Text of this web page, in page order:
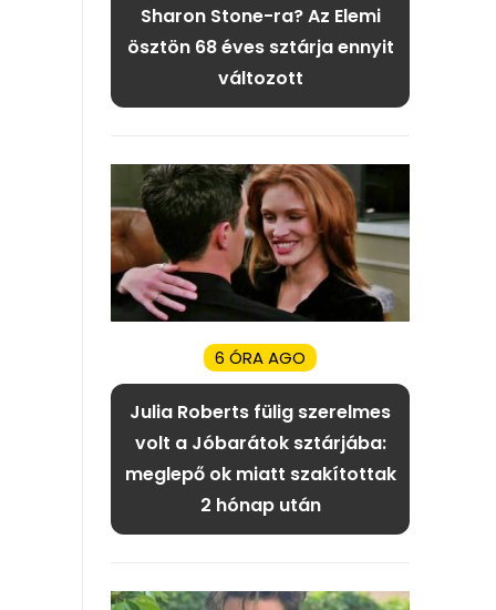
Sharon Stone-ra? Az Elemi
ösztön 68 éves sztárja ennyit
változott
6 ÓRA AGO
Julia Roberts fülig szerelmes
volt a Jóbarátok sztárjába:
meglepő ok miatt szakítottak
2 hónap után